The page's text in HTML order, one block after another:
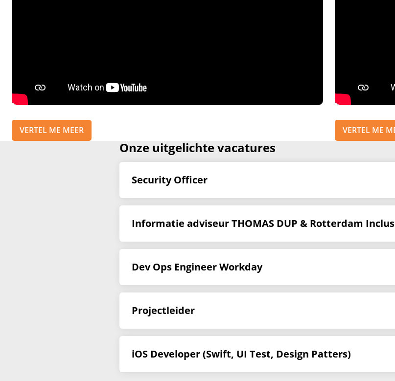
VERTEL ME MEER VERTEL ME
Onze uitgelichte vacatures
Security Officer
Informatie adviseur THOMAS DUP & Rotterdam
Dev Ops Engineer Workday
Projectleider
iOS Developer (Swift, UI Test, Design Patters)